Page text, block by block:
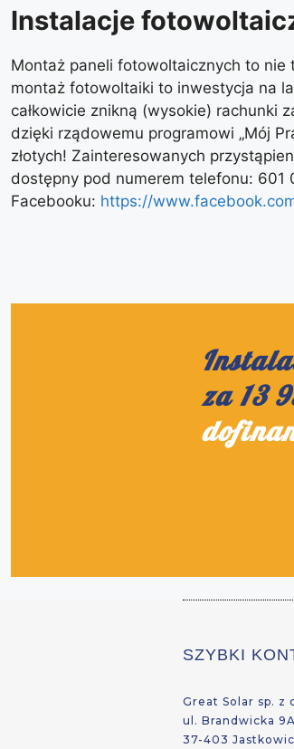
Instalacje
Montaż paneli fotowoltaicznych to nie
montaż fotowoltaiki to inwestycja na
całkowicie znikną (wysokie) rachunki
dzięki rządowemu programowi „Mój
złotych! Zainteresowanych
dostępny pod numerem telefonu: 601
Facebooku: https://
za 13
SZYBKI
Great Solar sp. z
ul. Brandwicka 9A
37-403